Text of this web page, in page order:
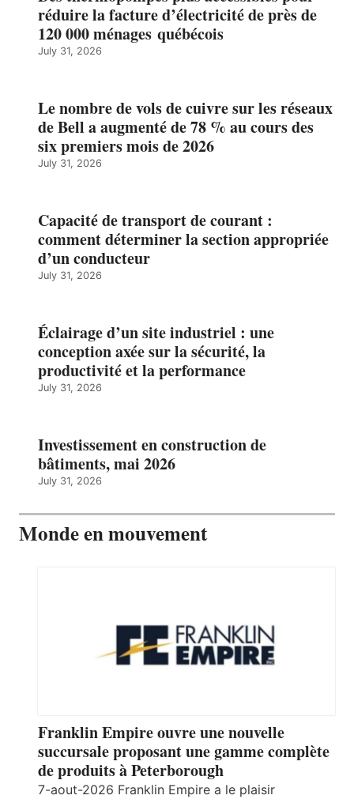
réduire la facture d’électricité de près de
120 000 ménages québécois
July 31, 2026
Le nombre de vols de cuivre sur les réseaux
de Bell a augmenté de 78 % au cours des
six premiers mois de 2026
July 31, 2026
Capacité de transport de courant :
comment déterminer la section appropriée
d’un conducteur
July 31, 2026
Éclairage d’un site industriel : une
conception axée sur la sécurité, la
productivité et la performance
July 31, 2026
Investissement en construction de
bâtiments, mai 2026
July 31, 2026
Monde en mouvement
Franklin Empire ouvre une nouvelle
succursale proposant une gamme complète
de produits à Peterborough
7-aout-2026 Franklin Empire a le plaisir